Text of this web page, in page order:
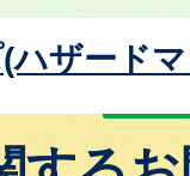
ハザード